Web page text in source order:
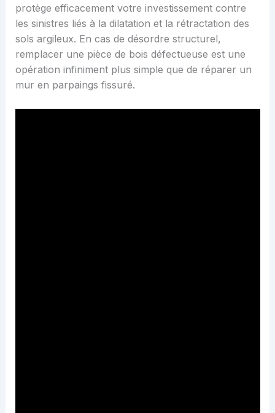
protège efficacement votre investissement contre
les sinistres liés à la dilatation et la rétractation des
sols argileux. En cas de désordre structurel,
remplacer une pièce de bois défectueuse est une
opération infiniment plus simple que de réparer un
mur en parpaings fissuré.